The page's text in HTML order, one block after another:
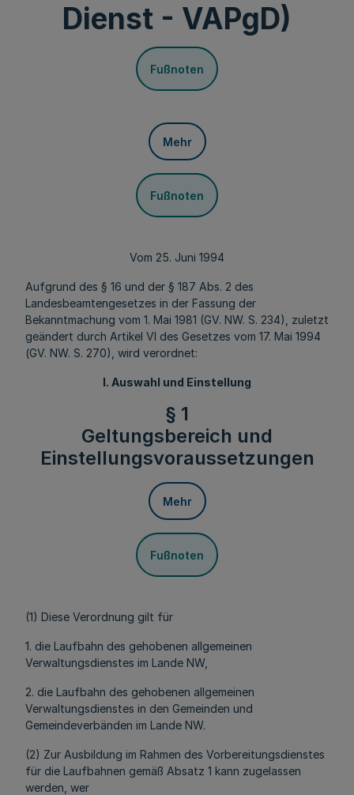
Dienst - VAPgD)
Fußnoten
Mehr
Fußnoten
Vom 25. Juni 1994
Aufgrund des § 16 und der § 187 Abs. 2 des
Landesbeamtengesetzes in der Fassung der
Bekanntmachung vom 1. Mai 1981 (GV. NW. S. 234), zuletzt
geändert durch Artikel VI des Gesetzes vom 17. Mai 1994
(GV. NW. S. 270), wird verordnet:
I. Auswahl und Einstellung
§ 1
Geltungsbereich und
Einstellungsvoraussetzungen
Mehr
Fußnoten
(1) Diese Verordnung gilt für
1. die Laufbahn des gehobenen allgemeinen
Verwaltungsdienstes im Lande NW,
2. die Laufbahn des gehobenen allgemeinen
Verwaltungsdienstes in den Gemeinden und
Gemeindeverbänden im Lande NW.
(2) Zur Ausbildung im Rahmen des Vorbereitungsdienstes
für die Laufbahnen gemäß Absatz 1 kann zugelassen
werden, wer